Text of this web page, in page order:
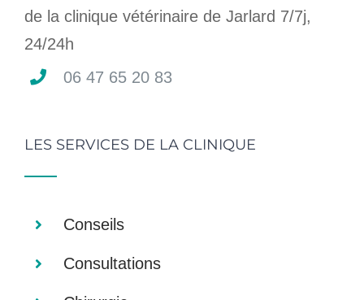
de la clinique vétérinaire de Jarlard 7/7j,
24/24h
06 47 65 20 83
LES SERVICES DE LA CLINIQUE
Conseils
Consultations